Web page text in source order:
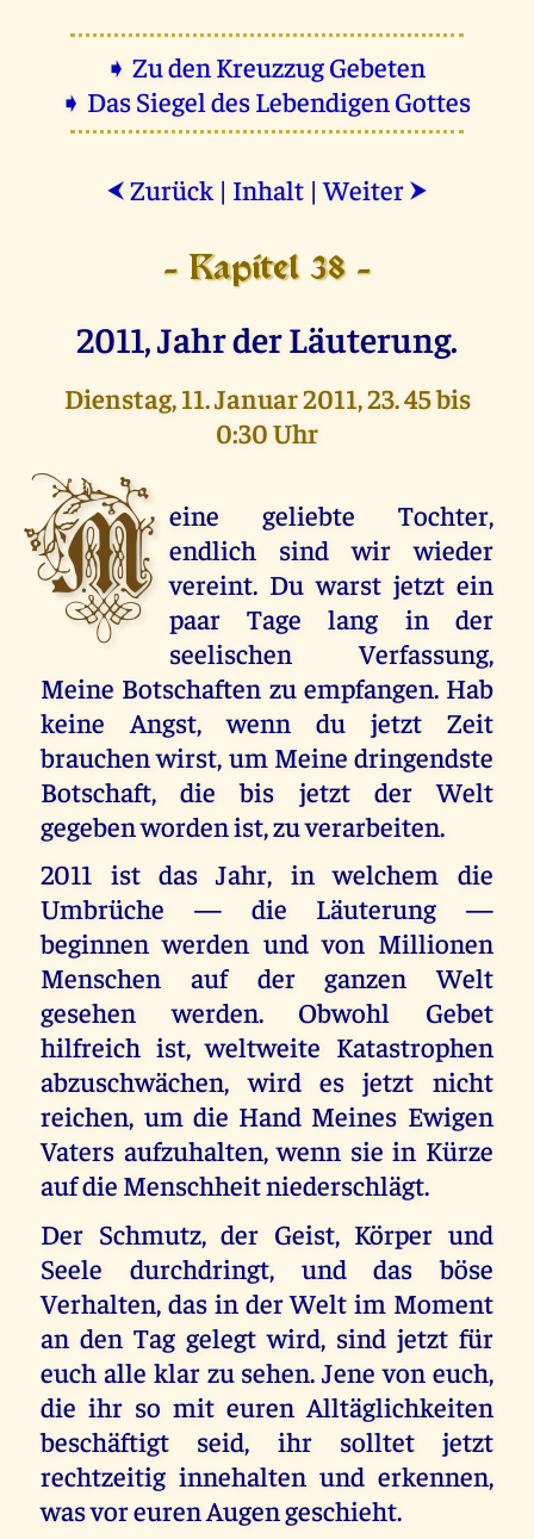
➧ Zu den Kreuzzug Gebeten
➧ Das Siegel des Lebendigen Gottes
⮜ Zurück | Inhalt |Weiter ⮞
- Kapitel 38 -
2011, Jahr der Läuterung.
Dienstag, 11. Januar 2011, 23. 45 bis
0:30 Uhr
M eine geliebte Tochter,
endlich sind wir wieder
vereint. Du warst jetzt ein
paar Tage lang in der
seelischen Verfassung,
Meine Botschaften zu empfangen. Hab
keine Angst, wenn du jetzt Zeit
brauchen wirst, um Meine dringendste
Botschaft, die bis jetzt der Welt
gegeben worden ist, zu verarbeiten.
2011 ist das Jahr, in welchem die
Umbrüche — die Läuterung —
beginnen werden und von Millionen
Menschen auf der ganzen Welt
gesehen werden. Obwohl Gebet
hilfreich ist, weltweite Katastrophen
abzuschwächen, wird es jetzt nicht
reichen, um die Hand Meines Ewigen
Vaters aufzuhalten, wenn sie in Kürze
auf die Menschheit niederschlägt.
Der Schmutz, der Geist, Körper und
Seele durchdringt, und das böse
Verhalten, das in der Welt im Moment
an den Tag gelegt wird, sind jetzt für
euch alle klar zu sehen. Jene von euch,
die ihr so mit euren Alltäglichkeiten
beschäftigt seid, ihr solltet jetzt
rechtzeitig innehalten und erkennen,
was vor euren Augen geschieht.